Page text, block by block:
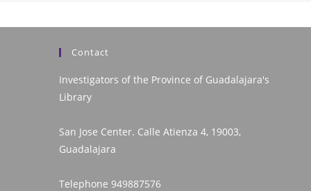
Contact
Investigators of the Province of Guadalajara's
Library
San Jose Center. Calle Atienza 4, 19003,
Guadalajara
Telephone 949887576